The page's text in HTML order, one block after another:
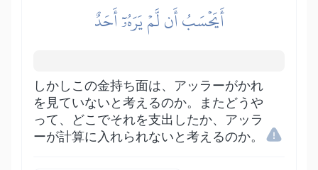
أَيَحۡسَبُ أَن لَّمۡ يَرَهُۥٓ أَحَدٌ
しかしこの金持ち面は、アッラーがかれ
を見ていないと考えるのか。またどうや
って、どこでそれを支出したか、アッラ
ーが計算に入れられないと考えるのか。